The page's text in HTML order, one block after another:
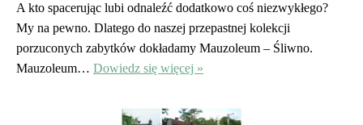
A kto spacerując lubi odnaleźć dodatkowo coś niezwykłego?
My na pewno. Dlatego do naszej przepastnej kolekcji
porzuconych zabytków dokładamy Mauzoleum – Śliwno.
Mauzoleum… Dowiedz się więcej »